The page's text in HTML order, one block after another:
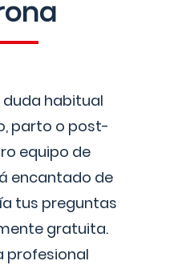
duda habitual
parto o post-
equipo de
encantado de
tus preguntas
gratuita.
profesional